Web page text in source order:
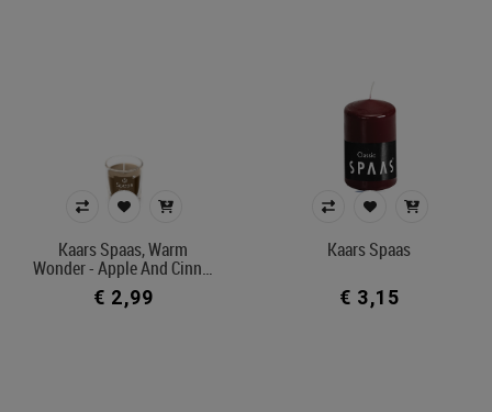
Kaars Spaas, Warm
Wonder - Apple And Cinn…
€ 2,99
Kaars Spaas
€ 3,15